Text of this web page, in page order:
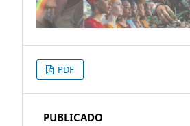
PDF
PUBLICADO